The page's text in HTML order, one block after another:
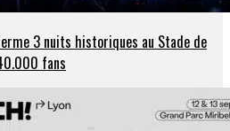
3 nuits historiques au Stade de
fans